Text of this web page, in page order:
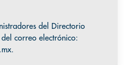
del Directorio
del correo electrónico:
.